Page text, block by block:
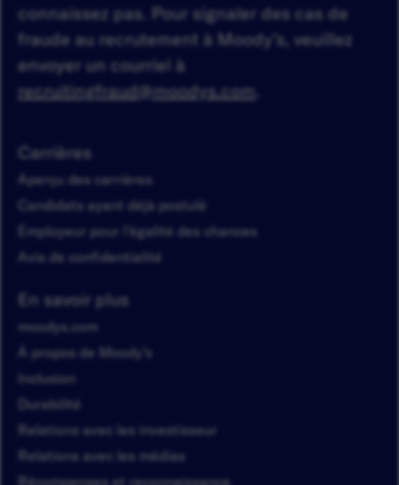
connaissez pas. Pour signaler des cas de
fraude au recrutement à Moody’s, veuillez
envoyer un courriel à
recruitingfraud@moodys.com
Carrières
Aperçu des carrières
Candidats ayant déjà postulé
Employeur pour l'égalité des chances
Avis de confidentialité
En savoir plus
moodys.com
À propos de Moody’s
Inclusion
Durabilité
Relations avec les investisseur
Relations avec les médias
Récompenses et reconnaissance